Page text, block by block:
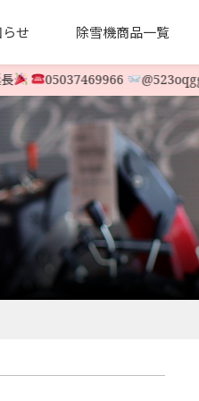
せ 除雪機商品一覧
YAMAHA 中古除雪機
LINE-UP
いて お客様の
05037469966 @523oqgg